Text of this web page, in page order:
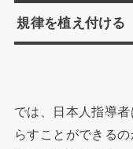
規律を植え付ける
では、日本人指導
らすことができる